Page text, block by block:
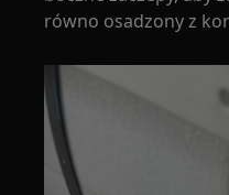
równo osadzony z